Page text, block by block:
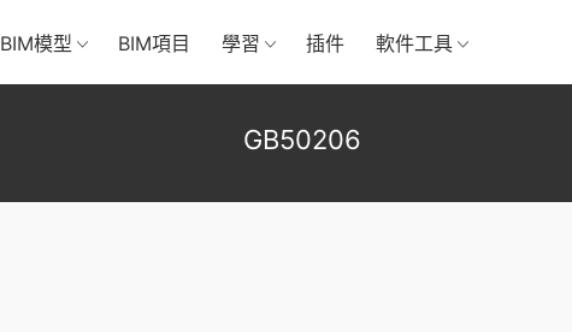
BIM模型 BIM項目 學習 插件 軟件工具
GB50206